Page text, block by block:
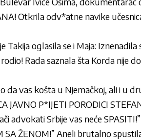
Otkrila odv*atne navike
Takija oglasila se i Maja: Iznenadila
Rada saznala šta Korda nije
da vas košta u Njemačkoj, ali i u
JAVNO P*IJETI PORODICI
advokati Srbije vas neće SPASITI!”
SA ŽENOM!” Aneli brutalno